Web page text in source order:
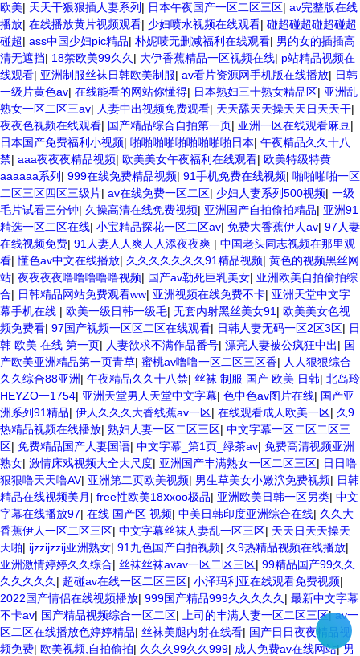
欧美| 天天干狠狠插人妻系列 | 日本午夜国产一区二区三区| av完整版在线
播放| 在线播放黄片视频观看| 少妇喷水视频在线观看| 碰超碰超碰超碰超
碰超| ass中国少妇pic精品| 朴妮唛无删减福利在线观看| 男的女的插插高
清无遮挡| 18禁欧美99久久 | 大伊香蕉精品一区视频在线| p站精品视频在
线观看| 亚洲制服丝袜日韩欧美制服| av看片资源网手机版在线播放| 日韩
一级片黄色av| 在线能看的网站你懂得| 日本熟妇三十熟女精品区| 亚洲乱
熟女一区二区三av| 人妻中出视频免费观看| 天天舔天天操天天日天天干|
夜夜色视频在线观看| 国产精品综合自拍第一页| 亚洲一区在线观看麻豆|
日本国产免费福利小视频| 啪啪啪啪啪啪啪啪啪日本| 午夜精品久久十八
禁| aaa夜夜夜精品视频| 欧美美女午夜福利在线观看| 欧美特级特黄
aaaaaa系列 | 999在线免费精品视频| 91手机免费在线视频| 啪啪啪啪一区
二区三区四区三级片| av在线免费一区二区| 少妇人妻系列500视频| 一级
毛片试看三分钟| 久操高清在线免费视频| 亚洲国产自拍偷拍精品| 亚洲91
精选一区二区在线| 小宝精品探花一区二区av| 免费大香蕉伊人av| 97人妻
在线视频免费| 91人妻人人爽人人添夜夜爽 | 中国老头同志视频在那里观
看|懂色av中文在线播放| 久久久久久久久91精品视频| 黄色的视频黑丝网
站| 夜夜夜夜噜噜噜噜噜视频| 国产av勒死巨乳美女| 亚洲欧美自拍偷拍综
合| 日韩精品网站免费观看ww| 亚洲视频在线免费不卡| 亚洲天堂中文字
幕手机在线 | 欧美一级日韩一级毛| 无套内射黑丝美女91 | 欧美美女色视
频免费看| 97国产视频一区区二区在线观看| 日韩人妻无码一区2区3区| 日
韩 欧美 在线 第一页| 人妻欲求不满作品番号| 漂亮人妻被公疯狂中出| 国
产欧美亚洲精品第一页青草| 蜜桃av噜噜一区二区三区香| 人人狠狠综合
久久综合88亚洲| 午夜精品久久十八禁| 丝袜 制服 国产 欧美 日韩| 北岛玲
HEYZO一1754| 亚洲天堂男人天堂中文字幕| 色中色av图片在线| 国产亚
洲系列91精品| 伊人久久久大香线蕉av一区| 在线观看成人欧美一区| 久9
热精品视频在线播放| 熟妇人妻一区二区三区| 中文字幕一区二区二区三
区| 免费精品国产人妻国语| 中文字幕_第1页_绿茶av| 免费高清视频亚洲
熟女| 激情床戏视频大全大尺度| 亚洲国产丰满熟女一区二区三区| 日日噜
狠狠噜天天噜AV| 亚洲第二页欧美视频| 男生草美女小嫩泬免费视频| 日韩
精品在线视频美月 | free性欧美18ⅹxoo极品| 亚洲欧美日韩一区另类| 中文
字幕在线播放97| 在线 国产区 视频| 中美日韩印度亚洲综合在线| 久久大
香蕉伊人一区二区三区| 中文字幕丝袜人妻乱一区三区| 天天日天天操天
天啪| ijzzijzzij亚洲熟女| 91九色国产自拍视频| 久9热精品视频在线播放|
亚洲激情婷婷久久综合| 丝袜丝袜avav一区二区三区| 99精品国产99久久
久久久久久 | 超碰av在线一区二区三区| 小泽玛利亚在线观看免费视频|
2022国产情侣在线视频播放| 999国产精品999久久久久久 | 最新中文字幕
不卡av| 国产精品视频综合一区二区| 上司的丰满人妻一区二区三区|av一
区二区在线播放色婷婷精品| 丝袜美腿内射在线看| 国产日日夜夜精品视
频免费| 欧美视频,自拍偷拍| 久久久99久久999| 成人免费av在线网站|男